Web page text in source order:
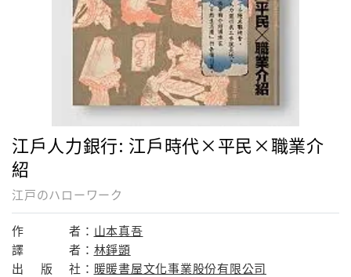
江戶人力銀行: 江戶時代×平民×職業介
紹
江戸のハローワーク
作 者： 山本真吾
譯
者： 林錚顗
出
版 社： 暖暖書屋文化事業股份有限公司